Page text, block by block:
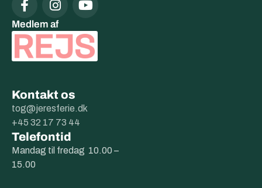
Medlem af
Kontakt os
tog@jeresferie.dk
+45 32 17 73 44
Telefontid
Mandag til fredag 10.00 –
15.00